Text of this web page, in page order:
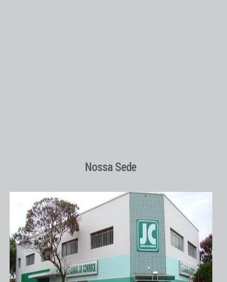
Nossa Sede